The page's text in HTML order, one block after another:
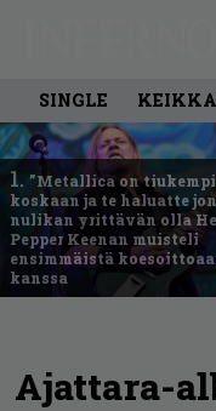
SINGLE
1. ”Metallica on
koskaan ja te haluatte
nulikan yrittävän olla
Pepper Keenan muisteli
ensimmäistä
kanssa
Ajattara-